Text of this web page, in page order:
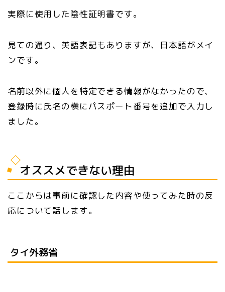
実際に使用した陰性証明書です。
見ての通り、英語表記もありますが、日本語がメイ
ンです。
名前以外に個人を特定できる情報がなかったので、
登録時に氏名の横にパスポート番号を追加で入力し
ました。
オススメできない理由
ここからは事前に確認した内容や使ってみた時の反
応について話します。
タイ外務省